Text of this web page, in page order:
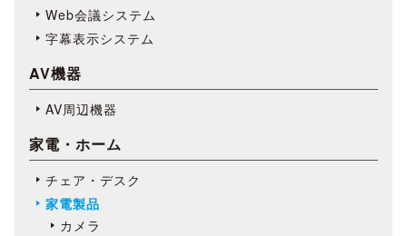
Web会議システム
字幕表⽰システム
AV機器
AV周辺機器
家電・ホーム
チェア・デスク
家電製品
カメラ